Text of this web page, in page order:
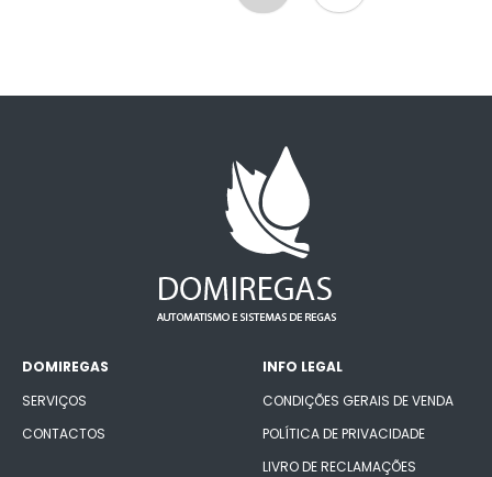
DOMIREGAS
SERVIÇOS
CONTACTOS
INFO LEGAL
CONDIÇÕES GERAIS DE VENDA
POLÍTICA DE PRIVACIDADE
LIVRO DE RECLAMAÇÕES